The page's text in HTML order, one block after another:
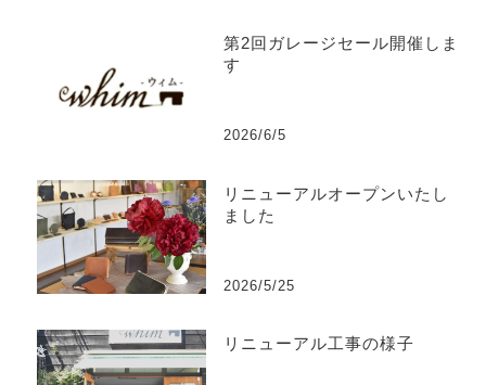
第2回ガレージセール開催しま
す
2026/6/5
リニューアルオープンいたし
ました
2026/5/25
リニューアル工事の様子